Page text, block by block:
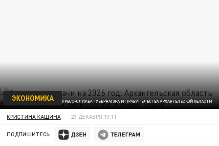
ФОТО: ПРЕСС-СЛУЖБА ГУБЕРНАТОРА И ПРАВИТЕЛЬСТВА АРХАНГЕЛЬСКОЙ ОБЛАСТИ
ЭКОНОМИКА
КРИСТИНА КАШИНА 23 ДЕКАБРЯ 13:11
ПОДПИШИТЕСЬ: